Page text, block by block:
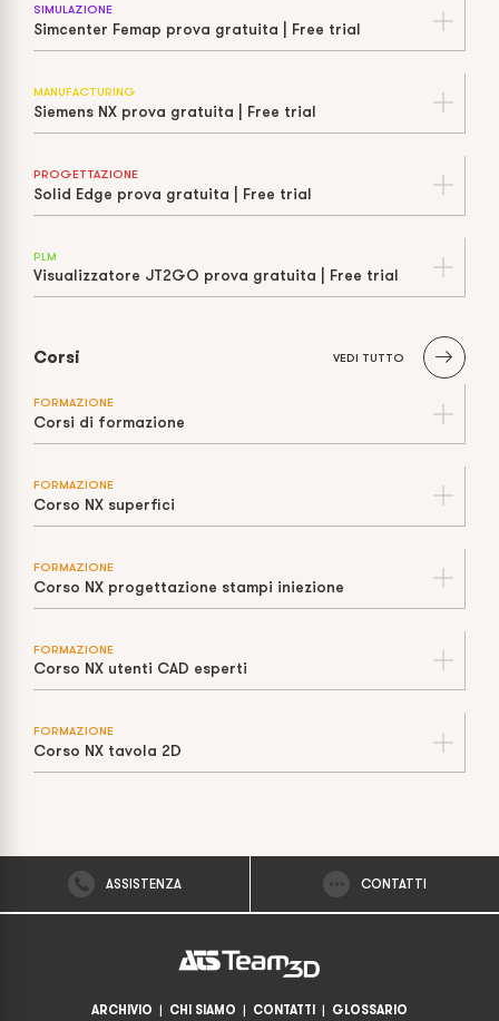
SIMULAZIONE
Simcenter Femap prova gratuita | Free trial
MANUFACTURING
Siemens NX prova gratuita | Free trial
PROGETTAZIONE
Solid Edge prova gratuita | Free trial
PLM
Visualizzatore JT2GO prova gratuita | Free trial
Corsi VEDI TUTTO
FORMAZIONE
Corsi di formazione
FORMAZIONE
Corso NX superfici
FORMAZIONE
Corso NX progettazione stampi iniezione
FORMAZIONE
Corso NX utenti CAD esperti
FORMAZIONE
Corso NX tavola 2D
ASSISTENZA CONTATTI
ARCHIVIO | CHI SIAMO | CONTATTI | GLOSSARIO